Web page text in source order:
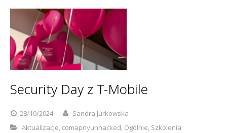
Security Day z T-Mobile
28/10/2024
Sandra Jurkowska
Aktualizacje, comapnyunhacked, Ogólnie, Szkolenia